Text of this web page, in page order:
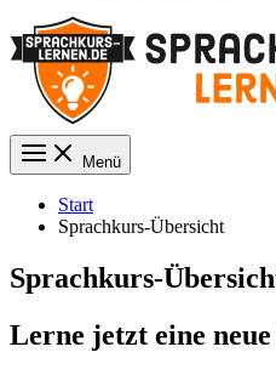
Menü
Start
Sprachkurs-Übersicht
Sprachkurs-
Lerne jetzt eine